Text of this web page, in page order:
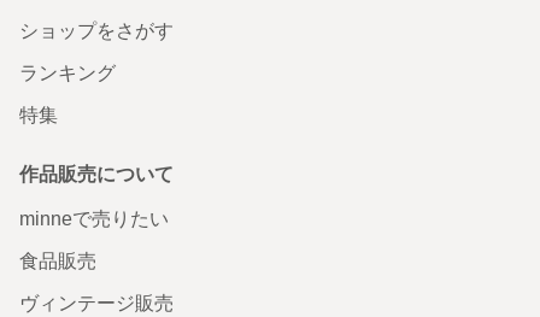
ショップをさがす
ランキング
特集
作品販売について
minneで売りたい
食品販売
ヴィンテージ販売